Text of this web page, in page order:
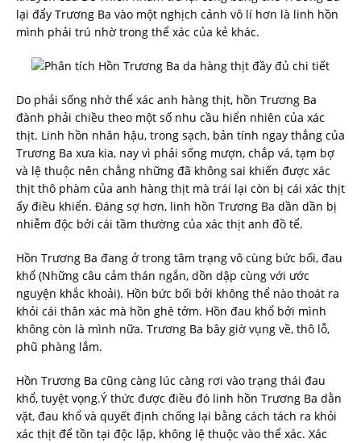
lại đẩy Trương Ba vào một nghịch cảnh vô lí hơn là linh hồn
mình phải trú nhờ trong thể xác của kẻ khác.
Do phải sống nhờ thể xác anh hàng thịt, hồn Trương Ba
đành phải chiều theo một số nhu cầu hiển nhiên của xác
thịt. Linh hồn nhân hậu, trong sạch, bản tính ngay thẳng của
Trương Ba xưa kia, nay vì phải sống mượn, chắp vá, tạm bợ
và lệ thuộc nên chẳng những đã không sai khiến được xác
thịt thô phàm của anh hàng thịt mà trái lại còn bị cái xác thịt
ấy điều khiển. Đáng sợ hơn, linh hồn Trương Ba dần dần bị
nhiễm độc bởi cái tầm thường của xác thịt anh đồ tể.
Hồn Trương Ba đang ở trong tâm trạng vô cùng bức bối, đau
khổ (Những câu cảm thán ngắn, dồn dập cùng với ước
nguyện khắc khoải). Hồn bức bối bởi không thể nào thoát ra
khỏi cái thân xác mà hồn ghê tởm. Hồn đau khổ bởi mình
không còn là mình nữa. Trương Ba bây giờ vụng về, thô lỗ,
phũ phàng lắm.
Hồn Trương Ba cũng càng lúc càng rơi vào trạng thái đau
khổ, tuyệt vọng.Ý thức được điều đó linh hồn Trương Ba dằn
vặt, đau khổ và quyết định chống lại bằng cách tách ra khỏi
xác thịt để tồn tại độc lập, không lệ thuộc vào thể xác. Xác